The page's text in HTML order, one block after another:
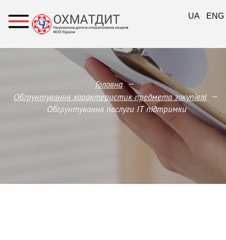
Головна —
Обгрунтування характеристик предмета закупівлi —
Обгрунтування послуги ІТ підтримки
UA ENG